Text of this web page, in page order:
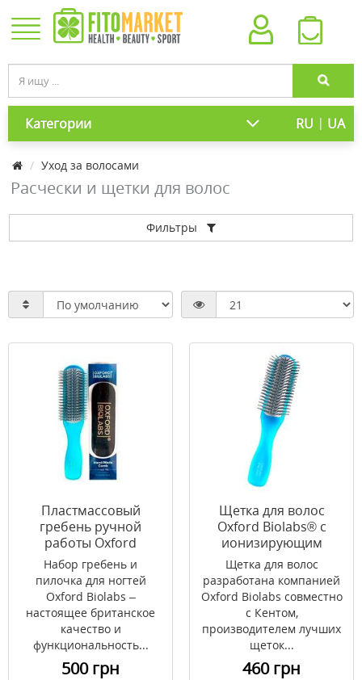
Категории RU | UA
Уход за волосами
Расчески и щетки для волос
Фильтры
Пластмассовый
гребень ручной
работы Oxford
Biolabs® в наборе с
пилочкой для ногтей
Набор гребень и
пилочка для ногтей
Oxford Biolabs –
настоящее британское
качество и
функциональность...
500 грн
Щетка для волос
Oxford Biolabs® с
ионизирующим
эффектом
Щетка для волос
разработана компанией
Oxford Biolabs совместно
с Кентом,
производителем лучших
щеток...
460 грн